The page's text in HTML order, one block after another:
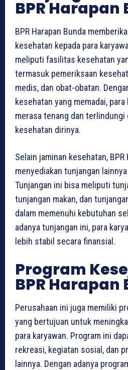
BPR Harapan
BPR Harapan Bunda
kesehatan kepada para
meliputi fasilitas kesehatan
termasuk pemeriksaan
medis, dan obat-obatan.
kesehatan yang memadai,
merasa tenang dan terlindungi
kesehatan dirinya.
Selain jaminan kesehatan, BPR
menyediakan tunjangan
Tunjangan ini bisa meliputi
tunjangan makan, dan
dalam memenuhi kebutuhan
adanya tunjangan ini, para
lebih stabil secara finansial.
Program
BPR Harapan
Perusahaan ini juga memiliki
yang bertujuan untuk
para karyawan. Program ini
rekreasi, kegiatan sosial, dan
lainnya. Dengan adanya